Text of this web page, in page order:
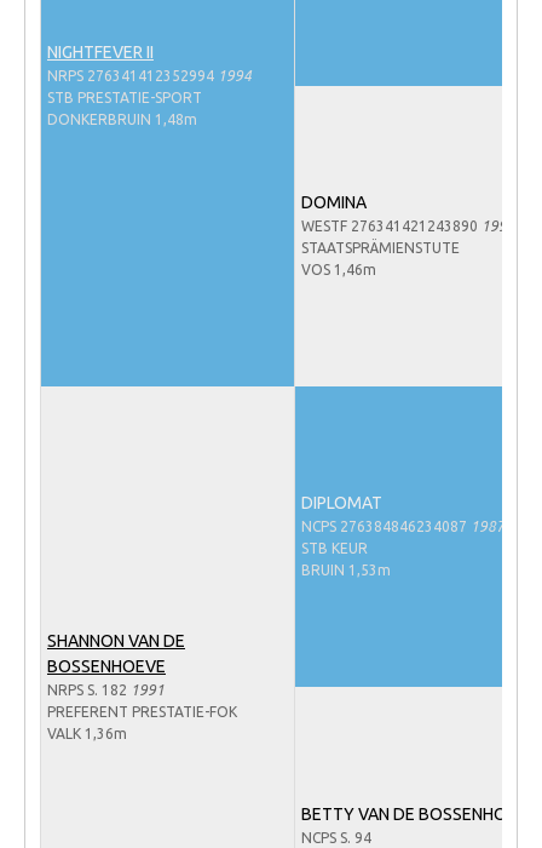
Zoek een NRPS paard
PEDIGREE ONLINE
Fokprogramma's en registratie
Zoek een hengst
HENGSTEN ONLINE
Hengstenselectie
AANMELDEN HENGSTENKEURING ONDER HET
NIGHTFEVER II
NRPS 276341412352994 1994
STB PRESTATIE-SPORT
DONKERBRUIN 1,48m
DOMINA
WESTF 276341421243890 1990
STAATSPRÄMIENSTUTE
VOS 1,46m
SHANNON VAN DE
BOSSENHOEVE
NRPS S. 182 1991
PREFERENT PRESTATIE-FOK
VALK 1,36m
DIPLOMAT
NCPS 276384846234087 1987
STB KEUR
BRUIN 1,53m
BETTY VAN DE BOSSENHOEVE
NCPS S. 94